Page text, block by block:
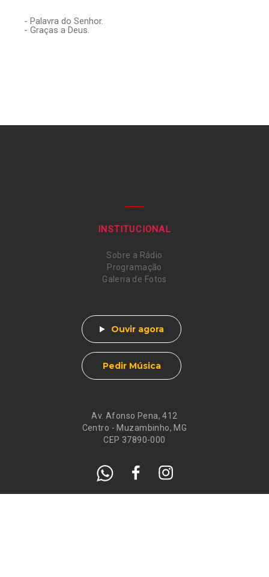
- Palavra do Senhor.
- Graças a Deus.
Av. Afonso Pena, 412
Centro - Muzambinho, MG
CEP 37890-000
INSTITUCIONAL
Sobre a Rádio
Programação
Galeria de Fotos
Ouvir agora
Pedir Música